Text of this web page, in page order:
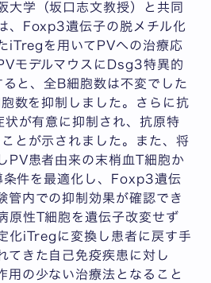
大学（坂口志文教授）と共同
、Foxp3遺伝子の脱メチル化
iTregを用いてPVへの治療応
モデルマウスにDsg3特異的
と、全B細胞数は不変でした
数を抑制しました。さらに抗
が有意に抑制され、抗原特
とが示されました。また、将
PV患者由来の末梢血T細胞か
件を最適化し、Foxp3遺伝
管内での抑制効果が確認でき
原性T細胞を遺伝子改変せず
化iTregに変換し患者に戻す手
てきた自己免疫疾患に対し
用の少ない治療法となること